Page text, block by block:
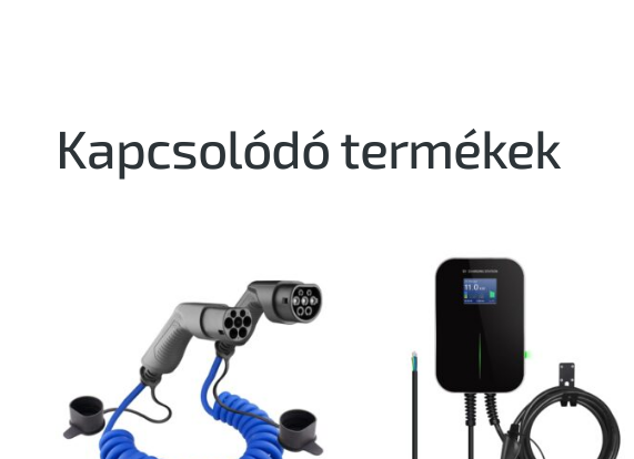
Kapcsolódó termékek